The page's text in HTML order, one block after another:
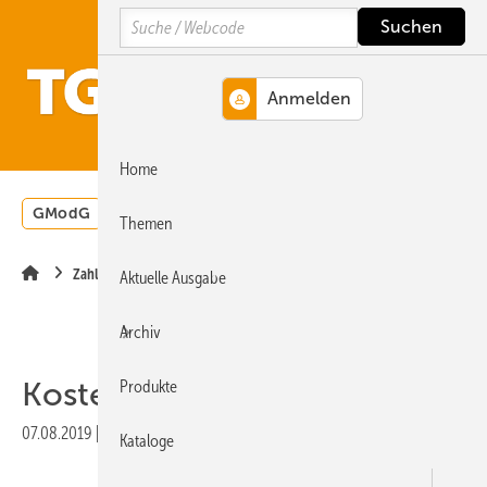
Hauptinhalt
Hauptmenü
SiteSearch
GModG Wärmepumpe
Zahlen · Daten · Fakten
Kostenfreie Wetterdaten
07.08.2019 Veröffentlicht in
Search
Home
Themen
Aktuelle Ausgabe
Archiv
Produkte
Kataloge